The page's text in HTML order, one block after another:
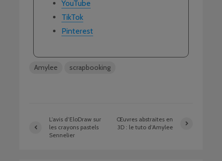
YouTube
TikTok
Pinterest
Amylee scrapbooking
L’avis d’EloDraw sur
les crayons pastels
Sennelier
Œuvres abstraites en
3D : le tuto d’Amylee